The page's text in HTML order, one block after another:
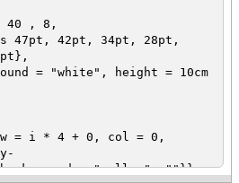
= "white",
= 2,
= "white",
40 , 8,
34pt, 28pt,
height = 10cm
i * 4 + 0, col = 0,
= "yellow", ""}}